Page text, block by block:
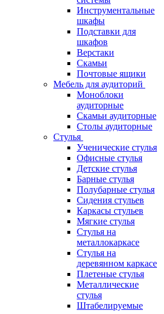
Инструментальные
шкафы
Подставки для
шкафов
Верстаки
Скамьи
Почтовые ящики
Мебель для аудиторий
Моноблоки
аудиторные
Скамьи аудиторные
Столы аудиторные
Стулья
Ученические стулья
Офисные стулья
Детские стулья
Барные стулья
Полубарные стулья
Сидения стульев
Каркасы стульев
Мягкие стулья
Стулья на
металлокаркасе
Стулья на
деревянном каркасе
Плетеные стулья
Металлические
стулья
Штабелируемые